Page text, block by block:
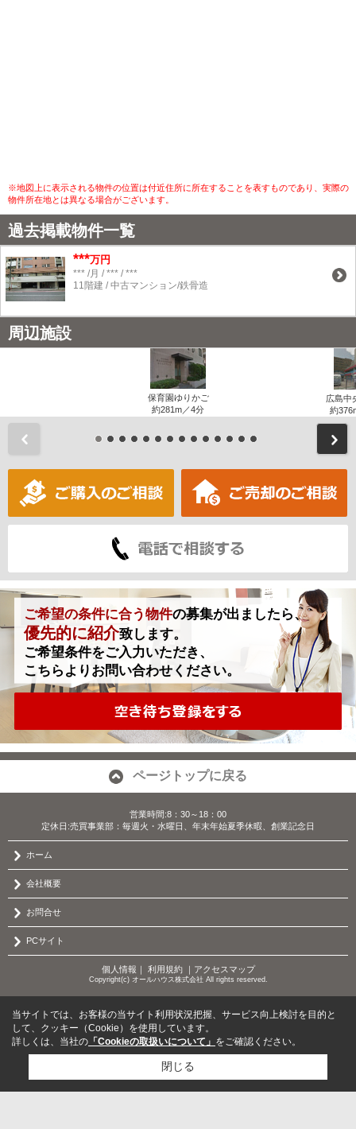
※地図上に表示される物件の位置は付近住所に所在することを表すものであり、実際の
物件所在地とは異なる場合がございます。
過去掲載物件一覧
***万円
*** /月 / *** / ***
11階建 / 中古マンション/鉄骨造
周辺施設
保育園ゆりかご
約281m／4分
広島中
約
ご希望の条件に合う物件の募集が出ましたら、
優先的に紹介致します。
ご希望条件をご入力いただき、
こちらよりお問い合わせください。
ページトップに戻る
営業時間:8：30～18：00
定休日:売買事業部：毎週火・水曜日、年末年始夏季休暇、創業記念日
ホーム
会社概要
お問合せ
PCサイト
個人情報 ｜ 利用規約｜ アクセスマップ
Copyright(c) オールハウス株式会社 All rights reserved.
当サイトでは、お客様の当サイト利用状況把握、サービス向上検討を目的と
して、クッキー（Cookie）を使用しています。
詳しくは、当社の 「Cookieの取扱いについて」 をご確認ください。
閉じる